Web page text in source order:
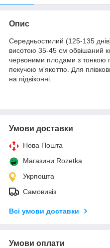
Опис
Cередньостилий (125-135
висотою 35-45 см обвішаний
червоними плодами з тонкою
пекучою м'якоттю. Для
на підвіконні.
Умови доставки
Нова Пошта
Магазини Rozetka
Укрпошта
Самовивіз
Всі умови доставки
Умови оплати